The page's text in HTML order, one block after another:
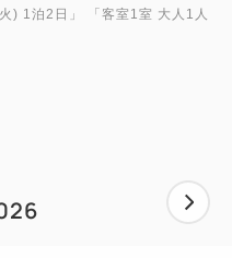
り）
スタブと洗い場を備
ソンハイジェニックミ
) 1泊2日 」 「 客室1室 大人1人